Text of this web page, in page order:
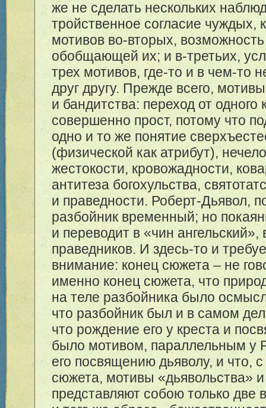
же не сделать нескольких
тройственное согласие чуждых,
мотивов во-вторых,
обобщающей их; и в-третьих,
трех мотивов, где-то и в чем-то
друг другу. Прежде всего,
и бандитства: переход от одного
совершенно прост, потому что
одно и то же понятие
(физической как атрибут),
жестокости, кровожадности,
антитеза богохульства,
и праведности. Роберт-Дьявол,
разбойник временный; но
и переводит в «чин ангельский»,
праведников. И здесь-то и
внимание: конец сюжета – не
именно конец сюжета, что
на теле разбойника было
что разбойник был и в самом
что рождение его у креста и
было мотивом, параллельным у
его посвящению дьяволу, и что, с
сюжета, мотивы «дьявольства» и
представляют собою только две